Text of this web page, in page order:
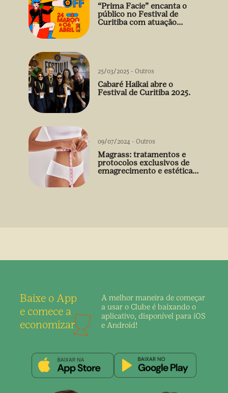
“Prima Facie” encanta o
público no Festival de
Curitiba com atuação
25/03/2025 - Outros
Cabaré Haikai abre o
Festival de Curitiba 2025.
09/07/2024 - Outros
Magrass: tratamentos e
protocolos exclusivos de
emagrecimento e estética
Baixe o App
e comece a
economizar
A melhor maneira de começar
a usar o Clube é baixando o
aplicativo, disponível para iOS
e Android!